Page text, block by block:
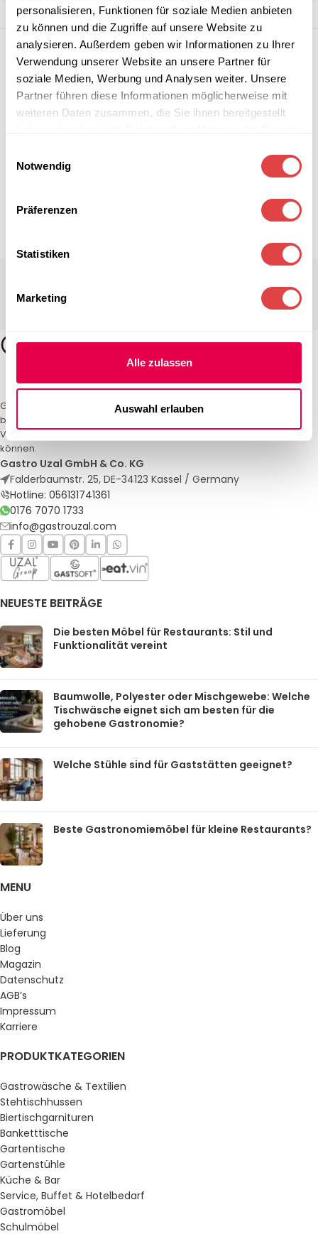
personalisieren, Funktionen für soziale Medien anbieten
zu können und die Zugriffe auf unsere Website zu
analysieren. Außerdem geben wir Informationen zu Ihrer
Verwendung unserer Website an unsere Partner für
soziale Medien, Werbung und Analysen weiter. Unsere
Partner führen diese Informationen möglicherweise mit
weiteren Daten zusammen, die Sie ihnen bereitgestellt
Notwendig
Präferenzen
Statistiken
Marketing
Alle zulassen
Auswahl erlauben
Gastro Uzal – Ihr Spezialist für Gastronomiemöbel und -textilien. Wir
bieten maßgeschneiderte Lösungen für Restaurants, Hotels und
Veranstaltungen. Qualität und Service, auf die Sie sich verlassen
können.
Gastro Uzal GmbH & Co. KG
Falderbaumstr. 25, DE-34123 Kassel / Germany
Hotline: 056131741361
0176 7070 1733
info@gastrouzal.com
NEUESTE BEITRÄGE
Die besten Möbel für Restaurants: Stil und
Funktionalität vereint
Baumwolle, Polyester oder Mischgewebe: Welche
Tischwäsche eignet sich am besten für die
gehobene Gastronomie?
Welche Stühle sind für Gaststätten geeignet?
Beste Gastronomiemöbel für kleine Restaurants?
MENU
Über uns
Lieferung
Blog
Magazin
Datenschutz
AGB’s
Impressum
Karriere
PRODUKTKATEGORIEN
Gastrowäsche & Textilien
Stehtischhussen
Biertischgarnituren
Banketttische
Gartentische
Gartenstühle
Küche & Bar
Service, Buffet & Hotelbedarf
Gastromöbel
Schulmöbel